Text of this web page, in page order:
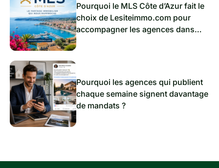
Pourquoi le MLS Côte d’Azur fait le
choix de Lesiteimmo.com pour
accompagner les agences dans
Pourquoi les agences qui publient
chaque semaine signent davantage
de mandats ?